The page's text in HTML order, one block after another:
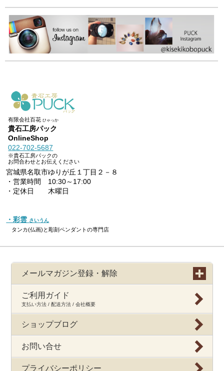
有限会社百花ひゃっか
貴石工房パック
OnlineShop
022-702-5687
※貴石工房パックの
お問合わせとお伝えください
宮城県名取市ゆりが丘１丁目２－８
・営業時間 10:30～17:00
・定休日 木曜日
・彩雲 さいうん
タンカ(仏画)と彫刻ペンダントの専門店
メールマガジン登録・解除
ご利用ガイド
支払い方法 / 配送方法 / 会社概要
ショップブログ
お問い合せ
プライバシーポリシー